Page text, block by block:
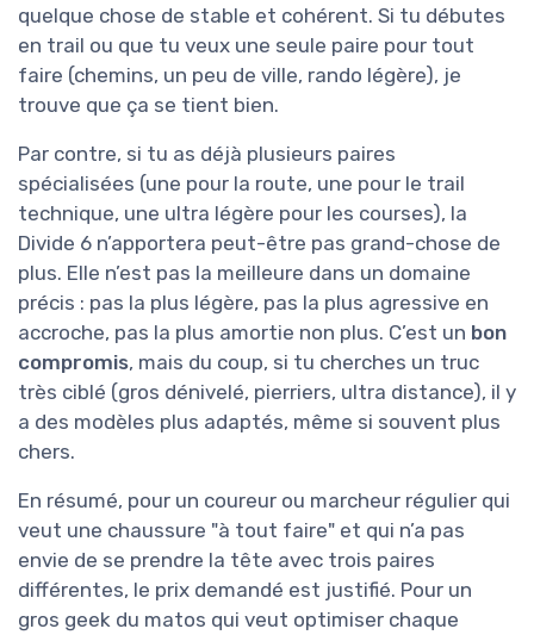
quelque chose de stable et cohérent. Si tu débutes
en trail ou que tu veux une seule paire pour tout
faire (chemins, un peu de ville, rando légère), je
trouve que ça se tient bien.
Par contre, si tu as déjà plusieurs paires
spécialisées (une pour la route, une pour le trail
technique, une ultra légère pour les courses), la
Divide 6 n’apportera peut-être pas grand-chose de
plus. Elle n’est pas la meilleure dans un domaine
précis : pas la plus légère, pas la plus agressive en
accroche, pas la plus amortie non plus. C’est un bon
compromis, mais du coup, si tu cherches un truc
très ciblé (gros dénivelé, pierriers, ultra distance), il y
a des modèles plus adaptés, même si souvent plus
chers.
En résumé, pour un coureur ou marcheur régulier qui
veut une chaussure "à tout faire" et qui n’a pas
envie de se prendre la tête avec trois paires
différentes, le prix demandé est justifié. Pour un
gros geek du matos qui veut optimiser chaque